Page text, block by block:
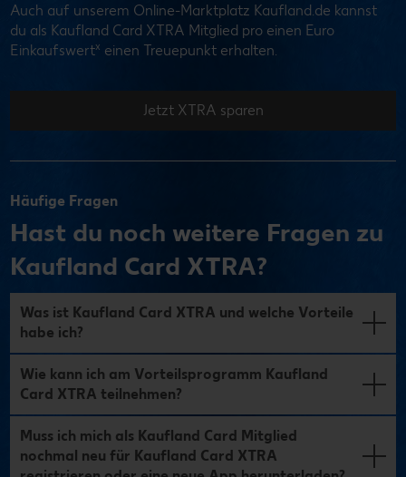
Auch auf unserem Online-Marktplatz Kaufland.de kannst
du als Kaufland Card XTRA Mitglied pro einen Euro
Einkaufswertx einen Treuepunkt erhalten.
Jetzt XTRA sparen
Häufige Fragen
Hast du noch weitere Fragen zu
Kaufland Card XTRA?
Was ist Kaufland Card XTRA und welche Vorteile
habe ich?
Wie kann ich am Vorteilsprogramm Kaufland
Card XTRA teilnehmen?
Muss ich mich als Kaufland Card Mitglied
nochmal neu für Kaufland Card XTRA